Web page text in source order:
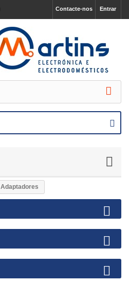
Entrar
Contacte-nos
Adaptadores